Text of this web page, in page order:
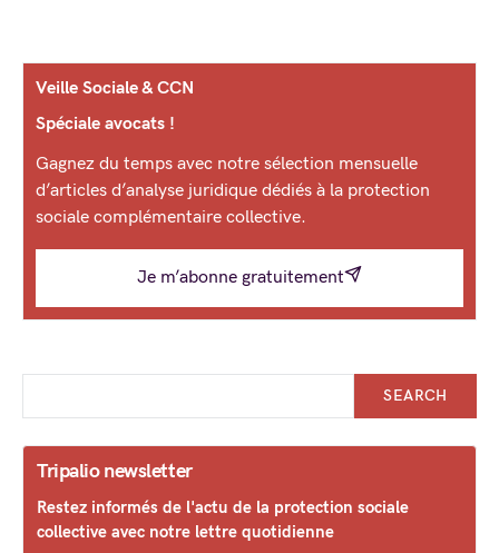
Veille Sociale & CCN
Spéciale avocats !
Gagnez du temps avec notre sélection mensuelle
d’articles d’analyse juridique dédiés à la protection
sociale complémentaire collective.
Je m’abonne gratuitement
SEARCH
Tripalio newsletter
Restez informés de l'actu de la protection sociale
collective avec notre lettre quotidienne